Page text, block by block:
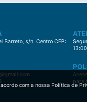
Barreto, s/n, Centro CEP:
para
com a nossa Política de